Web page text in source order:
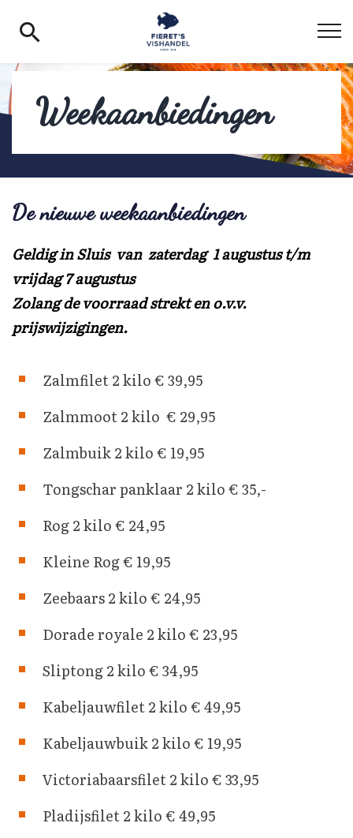
Klantenpas
Producten
Groothandel
Viswinkel Sluis
Markten België
Over ons
Weekaanbiedingen
De nieuwe weekaanbiedingen
Geldig in Sluis van zaterdag 1 augustus t/m
vrijdag 7 augustus
Zolang de voorraad strekt en o.v.v.
prijswijzigingen.
Zalmfilet 2 kilo € 39,95
Zalmmoot 2 kilo € 29,95
Zalmbuik 2 kilo € 19,95
Tongschar panklaar 2 kilo € 35,-
Rog 2 kilo € 24,95
Kleine Rog € 19,95
Zeebaars 2 kilo € 24,95
Dorade royale 2 kilo € 23,95
Sliptong 2 kilo € 34,95
Kabeljauwfilet 2 kilo € 49,95
Kabeljauwbuik 2 kilo € 19,95
Victoriabaarsfilet 2 kilo € 33,95
Pladijsfilet 2 kilo € 49,95